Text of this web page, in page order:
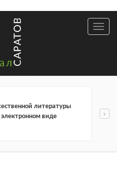
литературы
электронном виде